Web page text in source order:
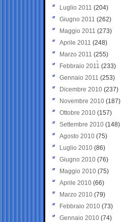
Luglio 2011 (204)
Giugno 2011 (262)
Maggio 2011 (273)
Aprile 2011 (248)
Marzo 2011 (255)
Febbraio 2011 (233)
Gennaio 2011 (253)
Dicembre 2010 (237)
Novembre 2010 (187)
Ottobre 2010 (157)
Settembre 2010 (148)
Agosto 2010 (75)
Luglio 2010 (86)
Giugno 2010 (76)
Maggio 2010 (75)
Aprile 2010 (66)
Marzo 2010 (79)
Febbraio 2010 (73)
Gennaio 2010 (74)